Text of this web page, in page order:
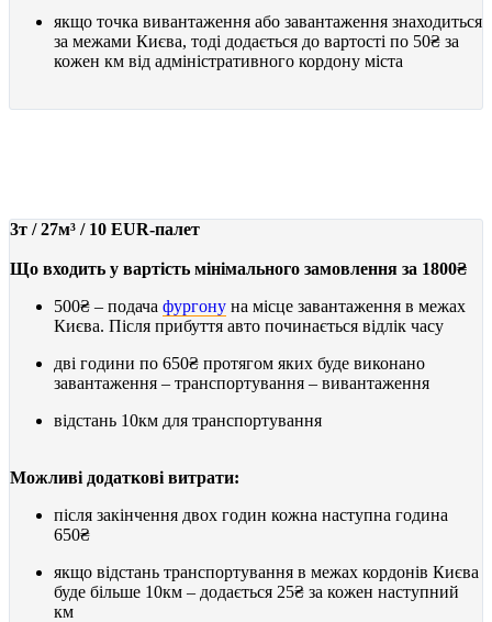
якщо точка вивантаження або завантаження знаходиться
за межами Києва, тоді додається до вартості по 50₴ за
кожен км від адміністративного кордону міста
3т / 27м³ / 10 EUR-палет
Що входить у вартість мінімального замовлення за 1800₴
500₴ – подача фургону на місце завантаження в межах
Києва. Після прибуття авто починається відлік часу
дві години по 650₴ протягом яких буде виконано
завантаження – транспортування – вивантаження
відстань 10км для транспортування
Можливі додаткові витрати:
після закінчення двох годин кожна наступна година
650₴
якщо відстань транспортування в межах кордонів Києва
буде більше 10км – додається 25₴ за кожен наступний
км